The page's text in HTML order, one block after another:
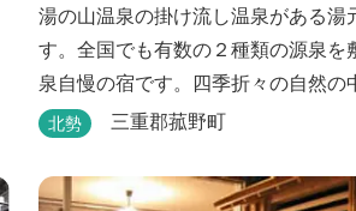
湯の山温泉の掛け流し温泉がある湯
す。全国でも有数の２種類の源泉を
泉自慢の宿です。四季折々の自然の
が楽しめます。
北勢 三重郡菰野町